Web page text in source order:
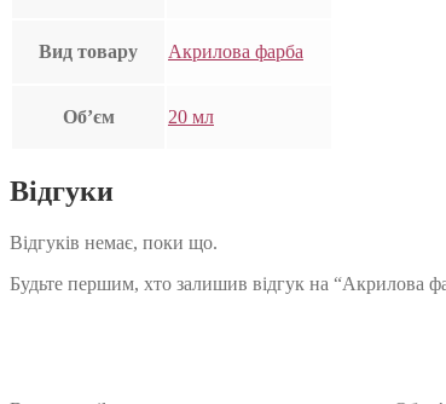
Вид товару Акрилова фарба
Об’єм 20 мл
Відгуки
Відгуків немає, поки що.
Будьте першим, хто залишив відгук на “Акрилова